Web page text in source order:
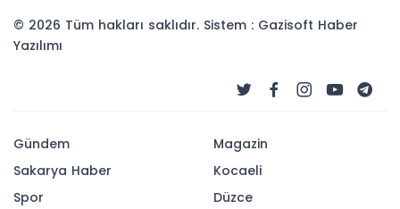
Yarışması’nda ödüller
sahiplerini buldu
temasıyla düzenlenen 6. Uluslararası Karikatür
Yarışması’nın ödül töreni ve sergi açılışı,
Büyükşehir Belediye Başkanı Bülent Nuri